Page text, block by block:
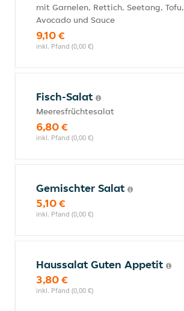
mit Garnelen, Rettich, Seetang, Tofu,
Avocado und Sauce
9,10 €
inkl. Pfand (0,00 €)
Fisch-Salat
Meeresfrüchtesalat
6,80 €
inkl. Pfand (0,00 €)
Gemischter Salat
5,10 €
inkl. Pfand (0,00 €)
Haussalat Guten Appetit
3,80 €
inkl. Pfand (0,00 €)